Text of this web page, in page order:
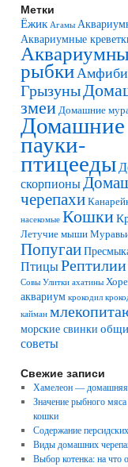
Метки
Ёжик Агамы
Аквариумные
рыбки
Грызуны
змеиДомашние
Домашние
пауки-
птицееды
скорпионы
черепахи
насекомые Кошки
Летучие мыши
Попугаи
ПтицыРептилии
Совы Улитки ахатины
аквариум крокодил
кайман
морские свинки
советы
Свежие записи
Хамелеон — домашняя
Значение рыбного
кошки
Содержание
Виды домашних
Выбор котенка: на что